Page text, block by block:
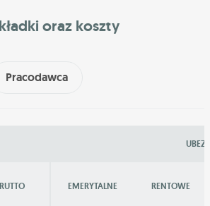
oraz koszty
Pracodawca
EMERYTALNE RENTOWE